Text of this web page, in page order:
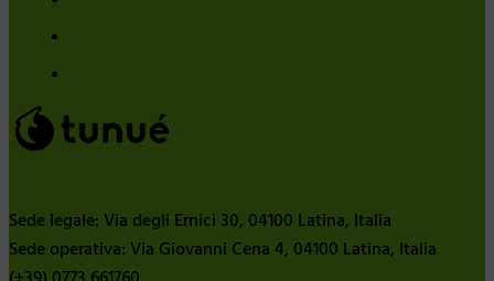
Sede legale: Via degli Ernici 30, 04100 Latina, Italia
Sede operativa: Via Giovanni Cena 4, 04100 Latina, Italia